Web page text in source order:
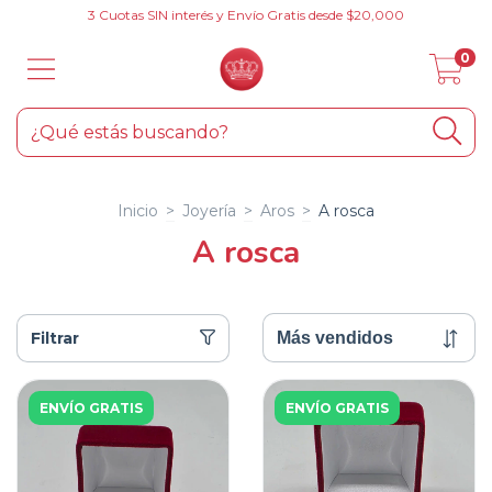
3 Cuotas SIN interés y Envío Gratis desde $20,000
0
Inicio > Joyería > Aros > A rosca
A rosca
Filtrar
ENVÍO GRATIS ENVÍO GRATIS